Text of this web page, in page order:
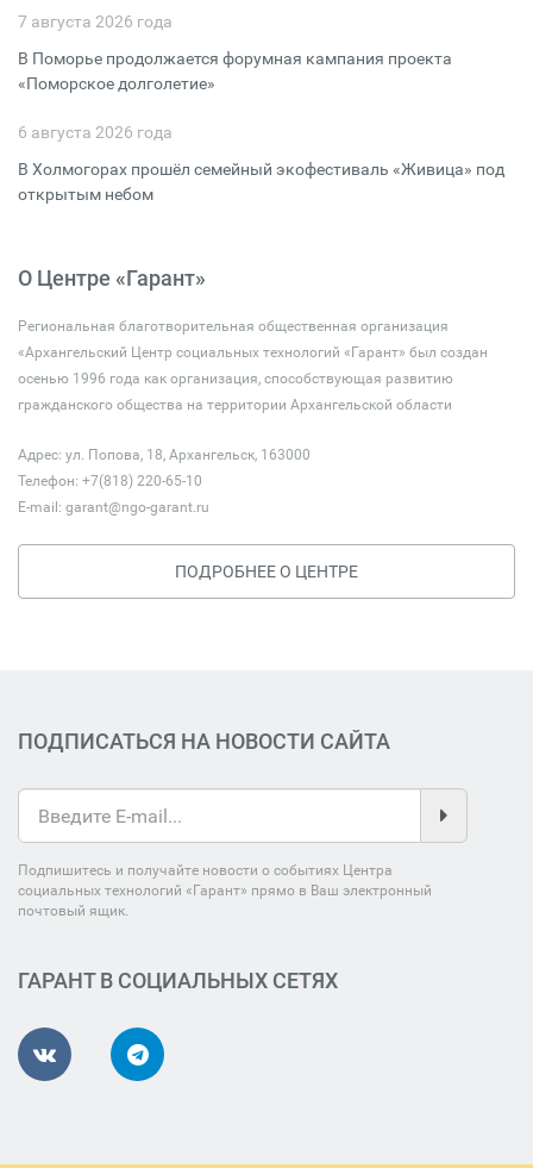
7 августа 2026 года
В Поморье продолжается форумная кампания проекта
«Поморское долголетие»
6 августа 2026 года
В Холмогорах прошёл семейный экофестиваль «Живица» под
открытым небом
О Центре «Гарант»
Региональная благотворительная общественная организация
«Архангельский Центр социальных технологий «Гарант» был создан
осенью 1996 года как организация, способствующая развитию
гражданского общества на территории Архангельской области
Адрес: ул. Попова, 18, Архангельск, 163000
Телефон: +7(818) 220-65-10
E-mail: garant@ngo-garant.ru
ПОДРОБНЕЕ О ЦЕНТРЕ
ПОДПИСАТЬСЯ НА НОВОСТИ САЙТА
Подпишитесь и получайте новости о событиях Центра
социальных технологий «Гарант» прямо в Ваш электронный
почтовый ящик.
ГАРАНТ В СОЦИАЛЬНЫХ СЕТЯХ